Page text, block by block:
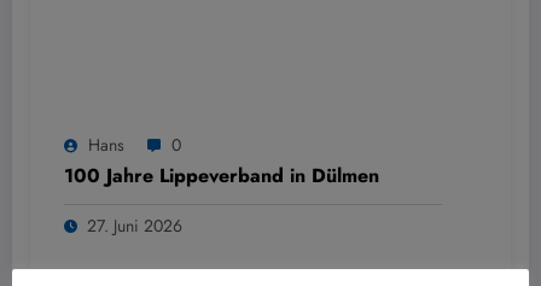
Hans 0
100 Jahre Lippeverband in Dülmen
27. Juni 2026